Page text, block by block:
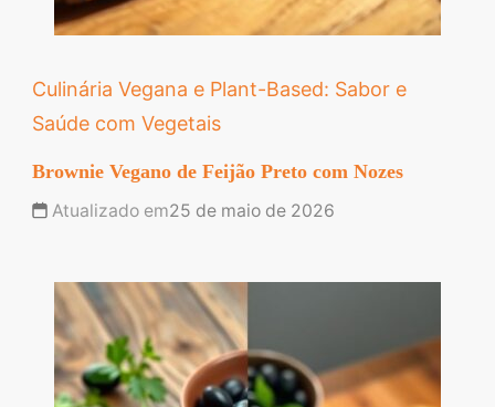
Culinária Vegana e Plant-Based: Sabor e
Saúde com Vegetais
Brownie Vegano de Feijão Preto com Nozes
Atualizado em25 de maio de 2026